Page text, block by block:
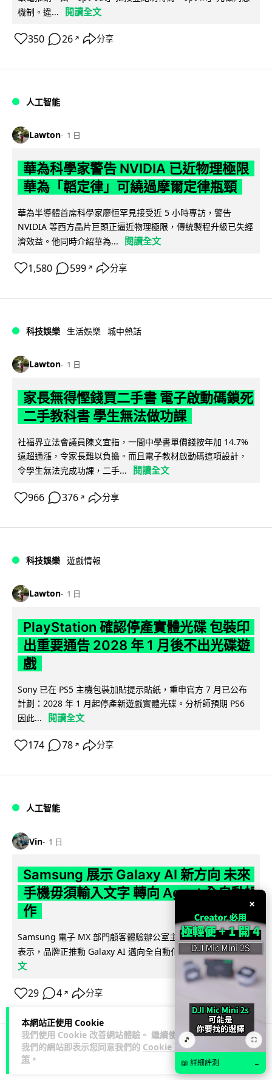
本網站正使用 Cookie
我們使用 Cookie 改善網站體驗。 繼續使用
我們的網站即表示您同意我們的 Cookie 政
策 。
機制。違...
閱讀全文
350 26 ↗ 分享
人工智能
Lawton 1 日
華為科學家警告 NVIDIA 已近物理極限
華為「韜定律」可繞過摩爾定律瓶頸
華為半導體首席科學家廖恒罕見接受近 5 小時專訪，警告
NVIDIA 等西方晶片巨頭正逼近物理極限，傳統製程升級已失經
濟效益。他同時介紹華為...
閱讀全文
1,580 599 ↗ 分享
科技娛樂 生活娛樂 城中熱話
Lawton 1 日
家長無得慳錢買二手書 電子啟動碼鎖死
二手教科書 學生無法做功課
社福界立法會議員陳文宜指，一間中學書單價錢按年加 14.7%
遠超通漲，令家長難以負擔。而且電子教材啟動碼這項設計，
令學生無法完成功課，二手...
閱讀全文
966 376 ↗ 分享
科技娛樂 遊戲情報
Lawton 1 日
PlayStation 確認停產實體光碟 包裝印
出重要通告 2028 年 1 月後不出光碟遊
戲
Sony 已在 PS5 主機包裝加貼提示貼紙，重申官方 7 月已公布
計劃：2028 年 1 月起停產新遊戲實體光碟。分析師預期 PS6
因此...
閱讀全文
174 78 ↗ 分享
人工智能
Vin 1 日
Samsung 展示 Galaxy AI 新方向 未來
手機毋須輸入文字 轉向 Agent 全自動操
作
Samsung 電子 MX 部門顧客體驗辦公室主管兼副總裁 Jay Kim
表示，品牌正推動 Galaxy AI 邁向全自動化 Agent... 閱讀全
文
29 4 ↗ 分享
科技娛樂
×
🎵 ⛶
📖 詳細評測 →